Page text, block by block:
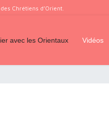
Chrétiens d’Orient.
avec les Orientaux Vidéos